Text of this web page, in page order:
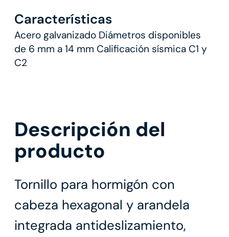
Características
Acero galvanizado Diámetros disponibles
de 6 mm a 14 mm Calificación sísmica C1 y
C2
Descripción del
producto
Tornillo para hormigón con
cabeza hexagonal y arandela
integrada antideslizamiento,